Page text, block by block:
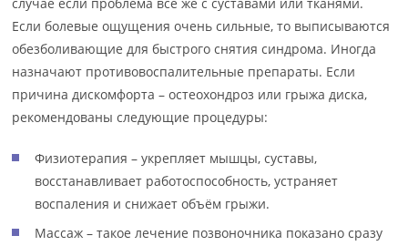
Если болевые ощущения очень сильные, то выписываются
обезболивающие для быстрого снятия синдрома. Иногда
назначают противовоспалительные препараты. Если
причина дискомфорта – остеохондроз или грыжа диска,
рекомендованы следующие процедуры:
Физиотерапия – укрепляет мышцы, суставы,
восстанавливает работоспособность, устраняет
воспаления и снижает объём грыжи.
Массаж – такое лечение позвоночника показано сразу